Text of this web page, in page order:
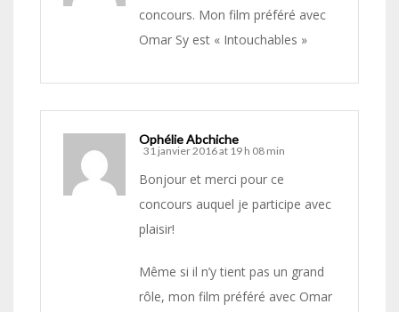
concours. Mon film préféré avec
Omar Sy est « Intouchables »
Ophélie Abchiche
31 janvier 2016 at 19 h 08 min
Bonjour et merci pour ce
concours auquel je participe avec
plaisir!
Même si il n’y tient pas un grand
rôle, mon film préféré avec Omar